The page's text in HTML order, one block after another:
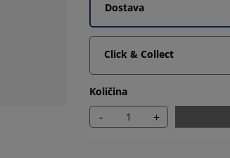
Dostava
Click & Collect
Količina
- +